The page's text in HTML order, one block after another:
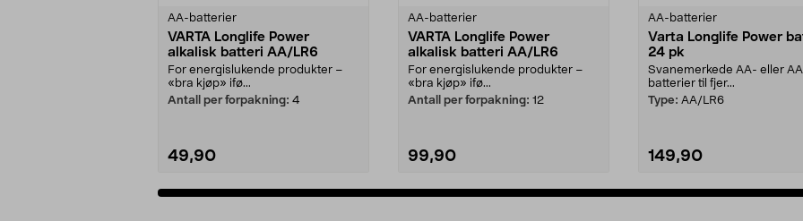
AA-batterier
VARTA Longlife Power
alkalisk batteri AA/LR6
For energislukende produkter –
«bra kjøp» ifø...
Antall per forpakning: 4
49,90
AA-batterier
VARTA Longlife Power
alkalisk batteri AA/LR6
For energislukende produkter –
«bra kjøp» ifø...
Antall per forpakning: 12
99,90
AA-batterier
Varta Longlife Power
24 pk
Svanemerkede AA- eller
batterier til fjer...
Type: AA/LR6
149,90